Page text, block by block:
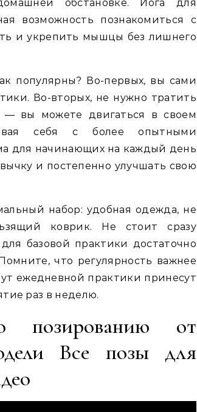
обстановке. Йога для
возможность познакомиться с
и укрепить мышцы без лишнего
популярны? Во-первых, вы сами
Во-вторых, не нужно тратить
— вы можете двигаться в своем
себя с более опытными
для начинающих на каждый день
и постепенно улучшать свою
набор: удобная одежда, не
коврик. Не стоит сразу
базовой практики достаточно
что регулярность важнее
ежедневной практики принесут
раз в неделю.
позированию от
Все позы для